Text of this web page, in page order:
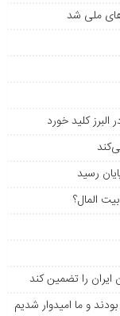
کلید خورد
رسید
المال؟
ایران را تضمین کند
و ما امیدوار شدیم